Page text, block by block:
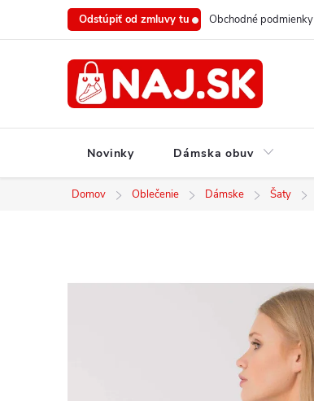
Odstúpiť od zmluvy tu Obchodné podmienky
Novinky Dámska obuv
Domov Oblečenie Dámske Šaty